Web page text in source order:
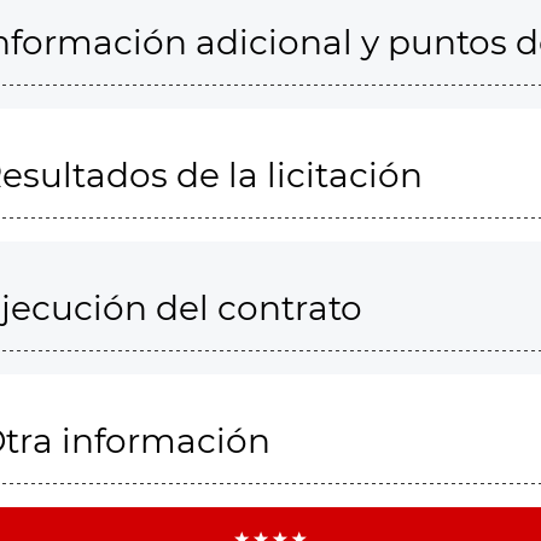
adicional y puntos
de la licitación
del contrato
información